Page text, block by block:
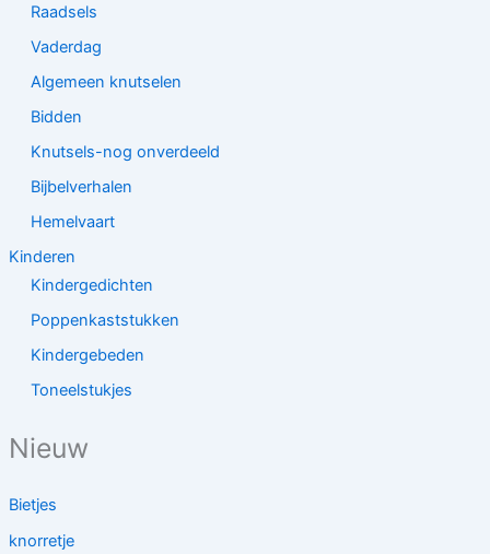
Raadsels
Vaderdag
Algemeen knutselen
Bidden
Knutsels-nog onverdeeld
Bijbelverhalen
Hemelvaart
Kinderen
Kindergedichten
Poppenkaststukken
Kindergebeden
Toneelstukjes
Nieuw
Bietjes
knorretje